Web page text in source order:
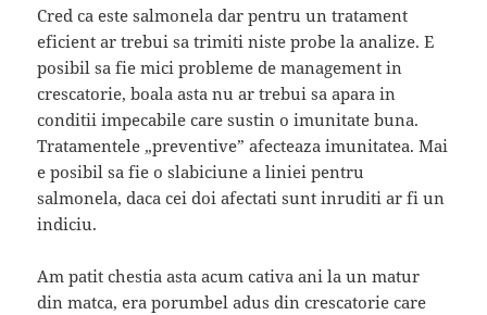
Cred ca este salmonela dar pentru un tratament
eficient ar trebui sa trimiti niste probe la analize. E
posibil sa fie mici probleme de management in
crescatorie, boala asta nu ar trebui sa apara in
conditii impecabile care sustin o imunitate buna.
Tratamentele „preventive” afecteaza imunitatea. Mai
e posibil sa fie o slabiciune a liniei pentru
salmonela, daca cei doi afectati sunt inruditi ar fi un
indiciu.
Am patit chestia asta acum cativa ani la un matur
din matca, era porumbel adus din crescatorie care